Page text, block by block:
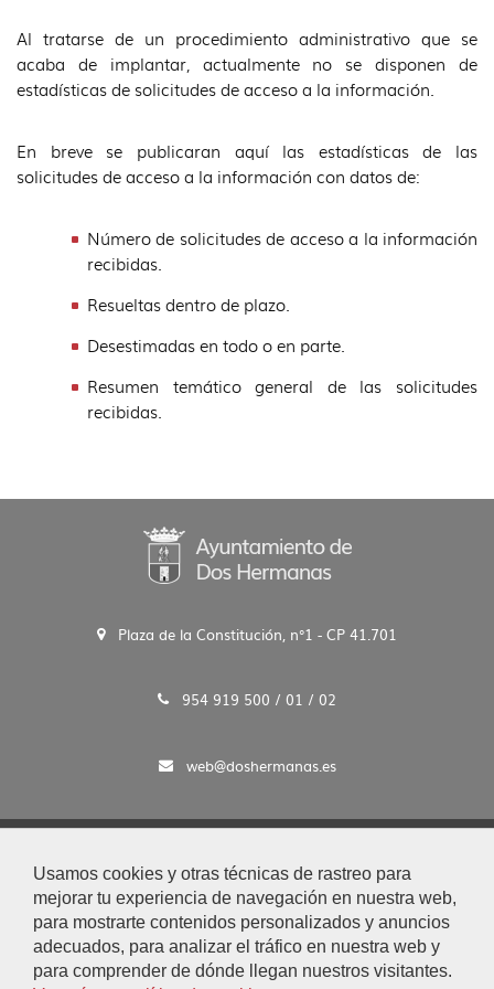
Usamos cookies y otras técnicas de rastreo para
mejorar tu experiencia de navegación en nuestra web,
para mostrarte contenidos personalizados y anuncios
adecuados, para analizar el tráfico en nuestra web y
para comprender de dónde llegan nuestros visitantes.
Al tratarse de un procedimiento administrativo que se
acaba de implantar, actualmente no se disponen de
estadísticas de solicitudes de acceso a la información.
En breve se publicaran aquí las estadísticas de las
solicitudes de acceso a la información con datos de:
Número de solicitudes de acceso a la información
recibidas.
Resueltas dentro de plazo.
Desestimadas en todo o en parte.
Resumen temático general de las solicitudes
recibidas.
Plaza de la Constitución, n°1 - CP 41.701
954 919 500 / 01 / 02
web@doshermanas.es
Aviso Legal y Protección de Datos
|
Mapa Web
|
Accesibilidad